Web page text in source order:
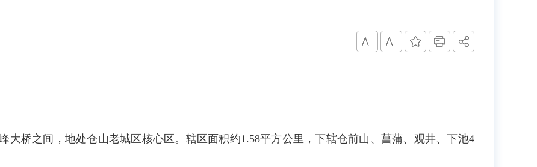
大桥之间，地处仓山老城区核心区。辖区面积约1.58平方公里，下辖仓前山、菖蒲、观井、下池4